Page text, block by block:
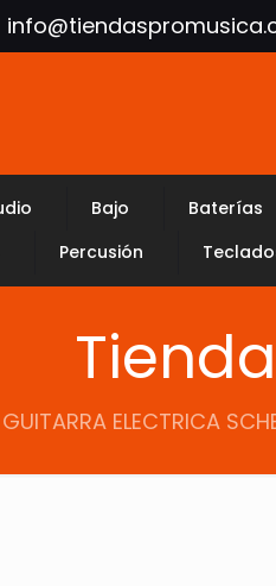
Bajo Baterías
Percusión
Tienda
GUITARRA ELECTRICA